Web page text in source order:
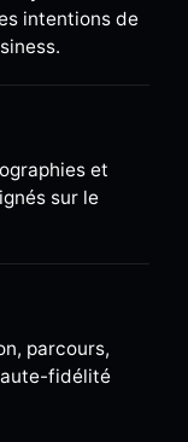
intentions de
et
sur le
parcours,
fidélité